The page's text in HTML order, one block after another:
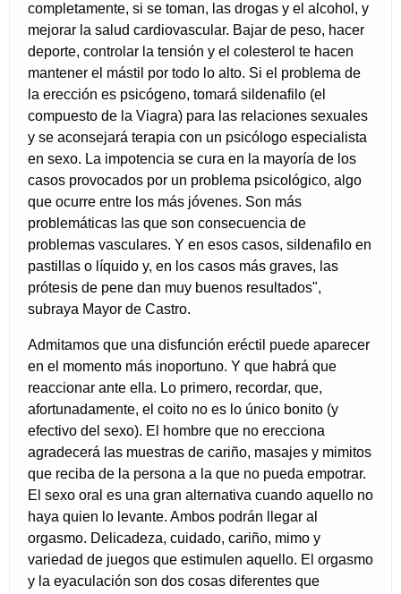
completamente, si se toman, las drogas y el alcohol, y
mejorar la salud cardiovascular. Bajar de peso, hacer
deporte, controlar la tensión y el colesterol te hacen
mantener el mástil por todo lo alto. Si el problema de
la erección es psicógeno, tomará sildenafilo (el
compuesto de la Viagra) para las relaciones sexuales
y se aconsejará terapia con un psicólogo especialista
en sexo. La impotencia se cura en la mayoría de los
casos provocados por un problema psicológico, algo
que ocurre entre los más jóvenes. Son más
problemáticas las que son consecuencia de
problemas vasculares. Y en esos casos, sildenafilo en
pastillas o líquido y, en los casos más graves, las
prótesis de pene dan muy buenos resultados",
subraya Mayor de Castro.
Admitamos que una disfunción eréctil puede aparecer
en el momento más inoportuno. Y que habrá que
reaccionar ante ella. Lo primero, recordar, que,
afortunadamente, el coito no es lo único bonito (y
efectivo del sexo). El hombre que no erecciona
agradecerá las muestras de cariño, masajes y mimitos
que reciba de la persona a la que no pueda empotrar.
El sexo oral es una gran alternativa cuando aquello no
haya quien lo levante. Ambos podrán llegar al
orgasmo. Delicadeza, cuidado, cariño, mimo y
variedad de juegos que estimulen aquello. El orgasmo
y la eyaculación son dos cosas diferentes que